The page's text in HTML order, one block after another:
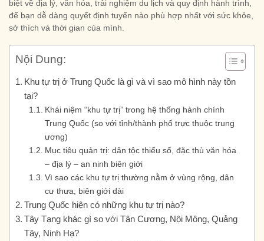
biệt về địa lý, văn hóa, trải nghiệm du lịch và quy định hành trình,
để bạn dễ dàng quyết định tuyến nào phù hợp nhất với sức khỏe,
sở thích và thời gian của mình.
Nội Dung:
Khu tự trị ở Trung Quốc là gì và vì sao mô hình này tồn
tại?
Khái niệm “khu tự trị” trong hệ thống hành chính
Trung Quốc (so với tỉnh/thành phố trực thuộc trung
ương)
Mục tiêu quản trị: dân tộc thiểu số, đặc thù văn hóa
– địa lý – an ninh biên giới
Vì sao các khu tự trị thường nằm ở vùng rộng, dân
cư thưa, biên giới dài
Trung Quốc hiện có những khu tự trị nào?
Tây Tạng khác gì so với Tân Cương, Nội Mông, Quảng
Tây, Ninh Hạ?